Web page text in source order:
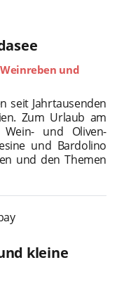
und
seit Jahrtausenden
Zum Urlaub am
und Oliven-
und Bardolino
und den Themen
kleine